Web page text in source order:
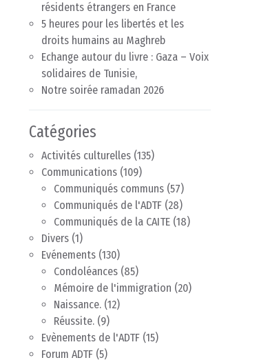
résidents étrangers en France
5 heures pour les libertés et les
droits humains au Maghreb
Echange autour du livre : Gaza – Voix
solidaires de Tunisie,
Notre soirée ramadan 2026
Catégories
Activités culturelles (135)
Communications (109)
Communiqués communs (57)
Communiqués de l'ADTF (28)
Communiqués de la CAITE (18)
Divers (1)
Evénements (130)
Condoléances (85)
Mémoire de l'immigration (20)
Naissance. (12)
Réussite. (9)
Evènements de l'ADTF (15)
Forum ADTF (5)